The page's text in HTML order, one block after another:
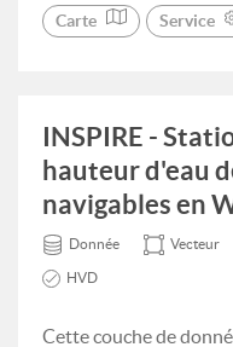
Carte Service
INSPIRE -
hauteur d'eau
navigables en
Donnée Vecteur
HVD
Cette couche de